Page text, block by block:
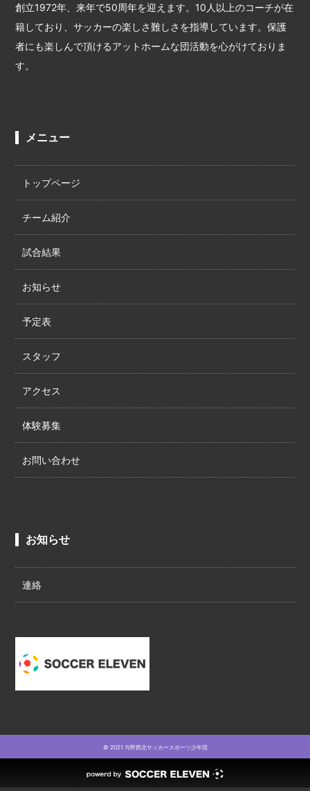
創立1972年、来年で50周年を迎えます。10人以上のコーチが在
籍しており、サッカーの楽しさ難しさを指導しています。保護
者にも楽しんで頂けるアットホームな団活動を心がけておりま
す。
メニュー
トップページ
チーム紹介
試合結果
お知らせ
予定表
スタッフ
アクセス
体験募集
お問い合わせ
お知らせ
連絡
© 2021 与野西北サッカースポーツ少年団